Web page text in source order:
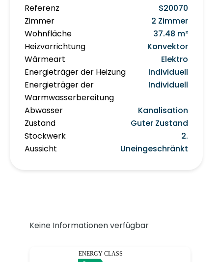
Referenz
S20070
Zimmer
2 Zimmer
Wohnfläche
37.48 m²
Heizvorrichtung
Konvektor
Wärmeart
Elektro
Energieträger der Heizung
Individuell
Energieträger der
Warmwasserbereitung
Individuell
Abwasser
Kanalisation
Zustand
Guter Zustand
Stockwerk
2.
Aussicht
Uneingeschränkt
Keine Informationen verfügbar